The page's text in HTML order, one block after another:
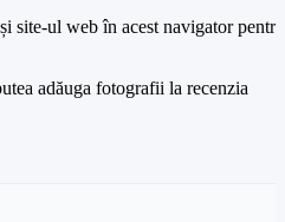
site-ul web în acest navigator pentru
adăuga fotografii la recenzia